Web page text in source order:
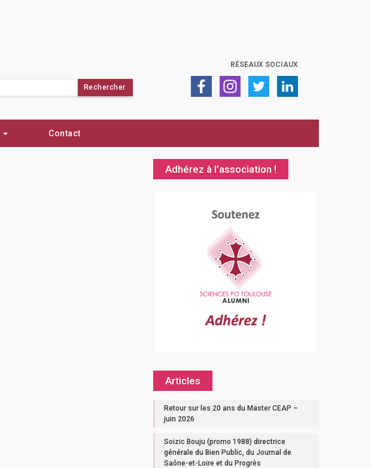
RÉSEAUX SOCIAUX
Contact
Adhérez à l’association !
Articles
Retour sur les 20 ans du Master CEAP –
juin 2026
Soizic Bouju (promo 1988) directrice
générale du Bien Public, du Journal de
Saône-et-Loire et du Progrès